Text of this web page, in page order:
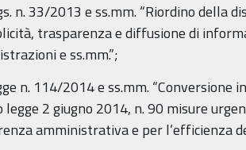
n. 33/2013 e ss.mm. “Riordino della
trasparenza e diffusione di
e ss.mm.”;
n. 114/2014 e ss.mm. “Conversione
legge 2 giugno 2014, n. 90 misure
amministrativa e per l’efficienza